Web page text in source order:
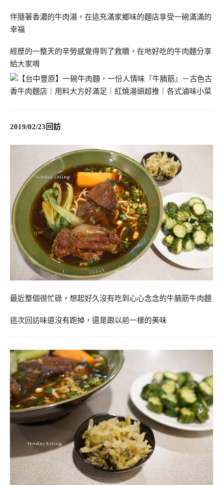
伴隨著香濃的牛肉湯，在這充滿家鄉味的麵店享受一碗滿滿的
幸福
經歷的一整天的辛勞感覺得到了救贖，在地好吃的牛肉麵分享
給大家唷
2019/02/23回訪
最近整個很忙碌，想起好久沒有吃到心心念念的牛腩筋牛肉麵
這次回訪味道沒有跑掉，還是跟以前一樣的美味